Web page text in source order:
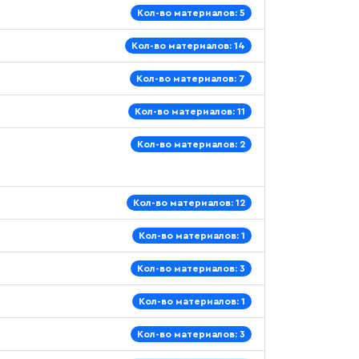
Кол-во материалов: 5
Кол-во материалов: 14
Кол-во материалов: 7
Кол-во материалов: 11
Кол-во материалов: 2
Кол-во материалов: 12
Кол-во материалов: 1
Кол-во материалов: 3
Кол-во материалов: 1
Кол-во материалов: 3